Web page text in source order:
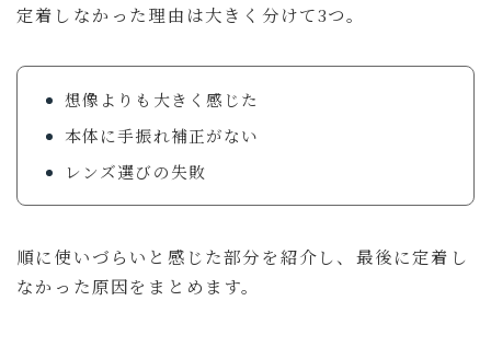
定着しなかった理由は大きく分けて3つ。
想像よりも大きく感じた
本体に手振れ補正がない
レンズ選びの失敗
順に使いづらいと感じた部分を紹介し、最後に定着し
なかった原因をまとめます。